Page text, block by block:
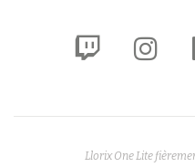
fa-
Llorix One Lite